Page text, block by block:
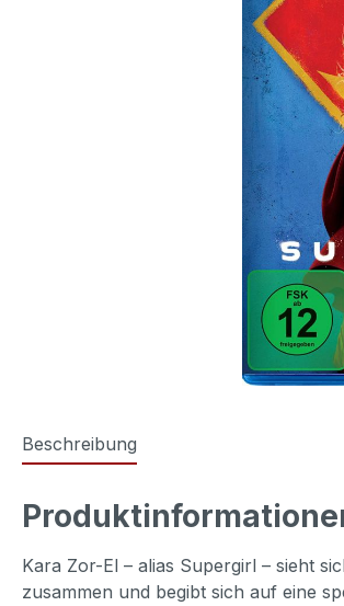
Beschreibung
Kara Zor-El – alias Supergirl – sieht
zusammen und begibt sich auf eine